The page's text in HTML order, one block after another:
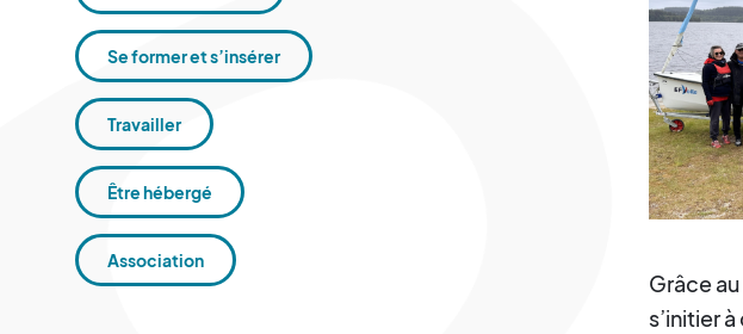
Grâce au
s’initier
Se former et s’insérer
Travailler
Être hébergé
Association